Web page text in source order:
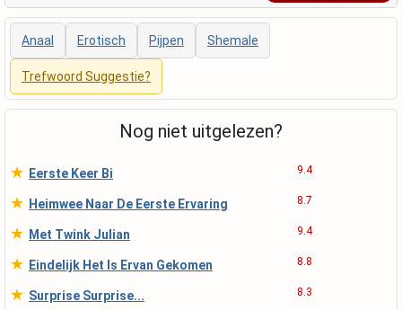
Anaal Erotisch Pijpen Shemale
Trefwoord Suggestie?
Nog niet uitgelezen?
★ Eerste Keer Bi 9.4
★ Heimwee Naar De Eerste Ervaring 8.7
★ Met Twink Julian 9.4
★ Eindelijk Het Is Ervan Gekomen 8.8
★ Surprise Surprise... 8.3